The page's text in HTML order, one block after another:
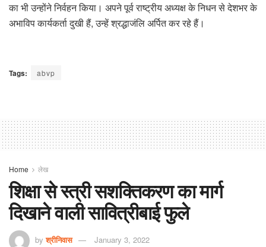
का भी उन्होंने निर्वहन किया। अपने पूर्व राष्ट्रीय अध्यक्ष के निधन से देशभर के
अभाविप कार्यकर्ता दुखी हैं, उन्हें श्रद्धाजंलि अर्पित कर रहे हैं।
Tags: abvp
Home लेख
शिक्षा से स्त्री सशक्तिकरण का मार्ग
दिखाने वाली सावित्रीबाई फुले
by श्रीनिवास January 3, 2022